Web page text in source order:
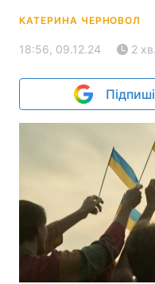
КАТЕРИНА ЧЕРНОВОЛ
18:56, 09.12.24 2 хв.